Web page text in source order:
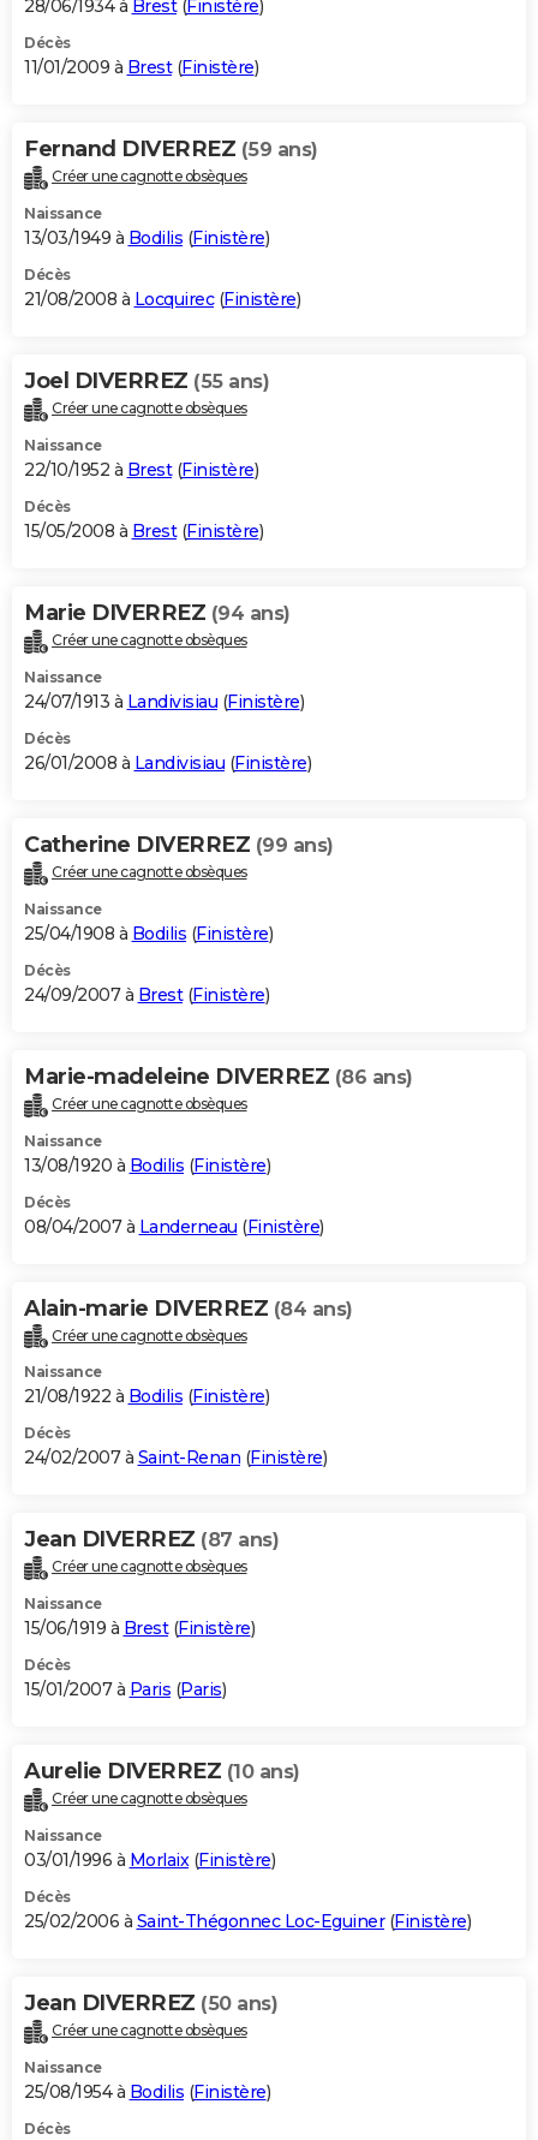
28/06/1934 à Brest(Finistère)
Décès
11/01/2009 à Brest(Finistère)
Fernand DIVERREZ (59 ans)
Créer une cagnotte obsèques
Naissance
13/03/1949 à Bodilis (Finistère)
Décès
21/08/2008 à Locquirec(Finistère)
Joel DIVERREZ (55 ans)
Créer une cagnotte obsèques
Naissance
22/10/1952 à Brest(Finistère)
Décès
15/05/2008 à Brest(Finistère)
Marie DIVERREZ (94 ans)
Créer une cagnotte obsèques
Naissance
24/07/1913 à Landivisiau (Finistère)
Décès
26/01/2008 à Landivisiau (Finistère)
Catherine DIVERREZ (99 ans)
Créer une cagnotte obsèques
Naissance
25/04/1908 à Bodilis (Finistère)
Décès
24/09/2007 à Brest(Finistère)
Marie-madeleine DIVERREZ (86 ans)
Créer une cagnotte obsèques
Naissance
13/08/1920 à Bodilis (Finistère)
Décès
08/04/2007 à Landerneau (Finistère)
Alain-marie DIVERREZ (84 ans)
Créer une cagnotte obsèques
Naissance
21/08/1922 à Bodilis (Finistère)
Décès
24/02/2007 à Saint-Renan (Finistère)
Jean DIVERREZ (87 ans)
Créer une cagnotte obsèques
Naissance
15/06/1919 à Brest(Finistère)
Décès
15/01/2007 à Paris (Paris)
Aurelie DIVERREZ (10 ans)
Créer une cagnotte obsèques
Naissance
03/01/1996 à Morlaix(Finistère)
Décès
25/02/2006 à Saint-Thégonnec Loc-Eguiner(Finistère)
Jean DIVERREZ (50 ans)
Créer une cagnotte obsèques
Naissance
25/08/1954 à Bodilis (Finistère)
Décès